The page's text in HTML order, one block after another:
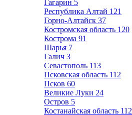
Гагарин 5
Республика Алтай 121
Горно-Алтайск 37
Костромская область 120
Кострома 91
Шарья 7
Галич 3
Севастополь 113
Псковская область 112
Псков 60
Великие Луки 24
Остров 5
Костанайская область 112